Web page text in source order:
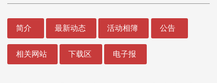
简介 最新动态 活动相簿 公告
相关网站 下载区 电子报